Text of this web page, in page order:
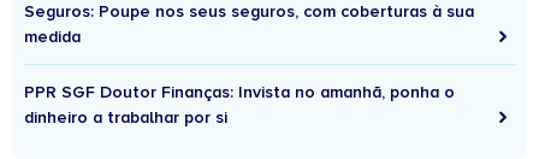
Seguros: Poupe nos seus seguros, com coberturas à sua
medida
PPR SGF Doutor Finanças: Invista no amanhã, ponha o
dinheiro a trabalhar por si